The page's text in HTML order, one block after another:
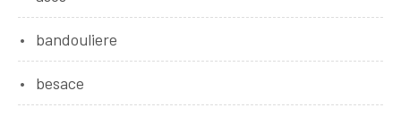
bandouliere
besace